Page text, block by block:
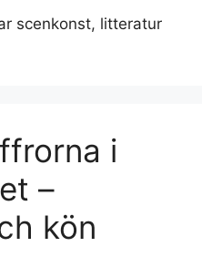
scenkonst, litteratur
i
–
kön